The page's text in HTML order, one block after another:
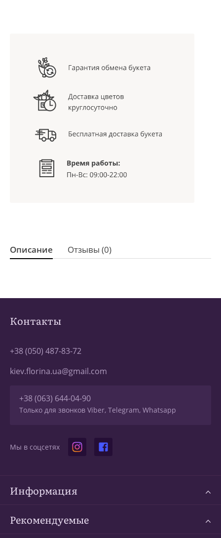
Описание Отзывы (0)
Контакты
+38 (050) 487-83-72
kiev.florina.ua@gmail.com
+38 (063) 644-04-90
Только для звонков Viber, Telegram, Whatsapp
Мы в соцсетях
Информация
Рекомендуемые